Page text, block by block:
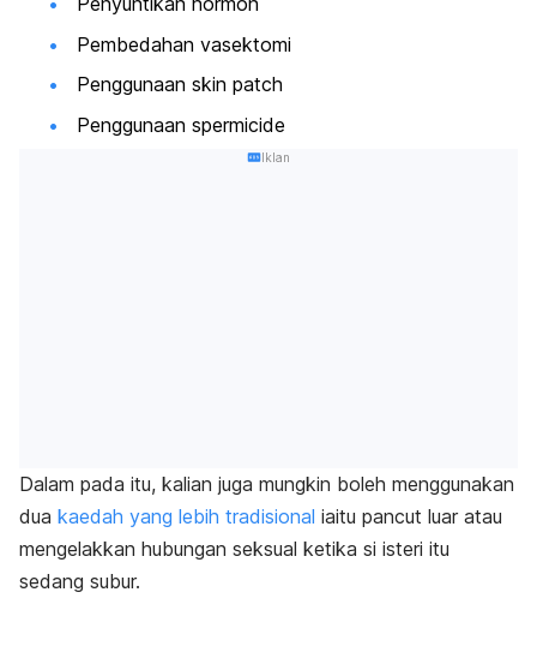
Pembedahan vasektomi
Penggunaan skin patch
Penggunaan spermicide
Iklan
Dalam pada itu, kalian juga mungkin boleh menggunakan
dua kaedah yang lebih tradisional iaitu pancut luar atau
mengelakkan hubungan seksual ketika si isteri itu
sedang subur.